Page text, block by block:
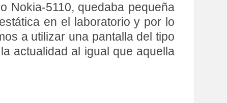
Nokia-5110, quedaba pequeña
en el laboratorio y por lo
a utilizar una pantalla del tipo
actualidad al igual que aquella